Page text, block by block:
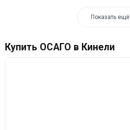
Показать ещё
Купить ОСАГО в Кинели